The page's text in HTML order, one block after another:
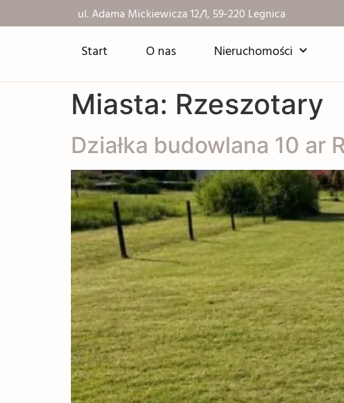
ul. Adama Mickiewicza 12/1, 59-220 Legnica
Start O nas Nieruchomości
Miasta: Rzeszotary
Działka budowlana 10 ar